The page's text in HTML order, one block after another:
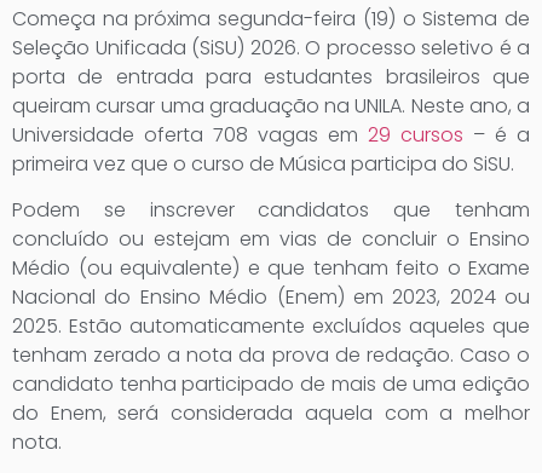
Começa na próxima segunda-feira (19) o Sistema de
Seleção Unificada (SiSU) 2026. O processo seletivo é a
porta de entrada para estudantes brasileiros que
queiram cursar uma graduação na UNILA. Neste ano, a
Universidade oferta 708 vagas em 29 cursos – é a
primeira vez que o curso de Música participa do SiSU.
Podem se inscrever candidatos que tenham
concluído ou estejam em vias de concluir o Ensino
Médio (ou equivalente) e que tenham feito o Exame
Nacional do Ensino Médio (Enem) em 2023, 2024 ou
2025. Estão automaticamente excluídos aqueles que
tenham zerado a nota da prova de redação. Caso o
candidato tenha participado de mais de uma edição
do Enem, será considerada aquela com a melhor
nota.